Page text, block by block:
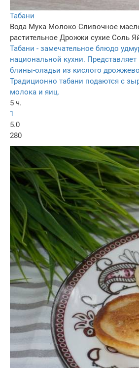
Табани
Вода Мука Молоко Сливочное
растительное Дрожжи сухие Соль
Табани - замечательное блюдо
национальной кухни.
блины-оладьи из кислого
Традиционно табани подаются с
молока и яиц.
5 ч.
1
5.0
280